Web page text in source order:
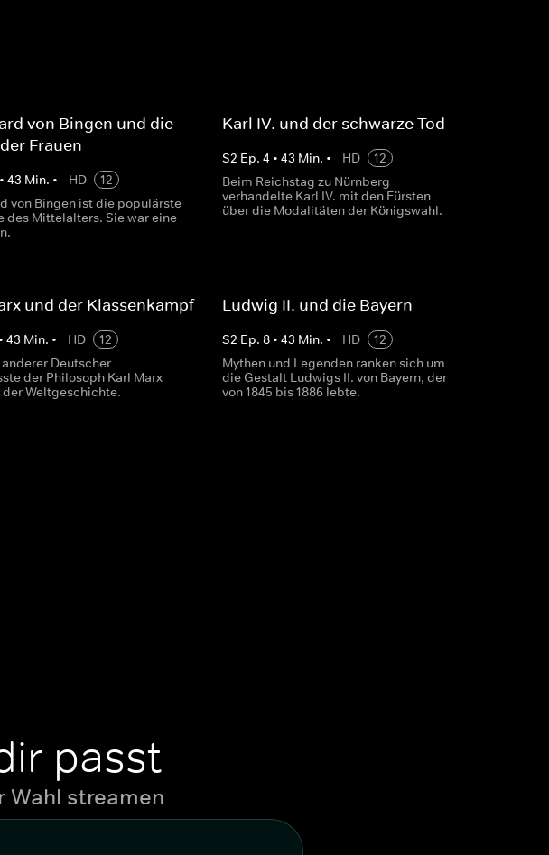
von Bingen und die
Frauen
• 43 Min. • HD
12
von Bingen ist die populärste
des Mittelalters. Sie war eine
Karl IV. und der schwarze Tod
S2 Ep. 4 • 43 Min. • HD
12
Beim Reichstag zu Nürnberg
verhandelte Karl IV. mit den Fürsten
über die Modalitäten der Königswahl.
und der Klassenkampf
43 Min. • HD
12
Deutscher
der Philosoph Karl Marx
der Weltgeschichte.
Ludwig II. und die Bayern
S2 Ep. 8• 43 Min. • HD
12
Mythen und Legenden ranken sich um
die Gestalt Ludwigs II. von Bayern, der
von 1845 bis 1886 lebte.
passt
Wahl streamen